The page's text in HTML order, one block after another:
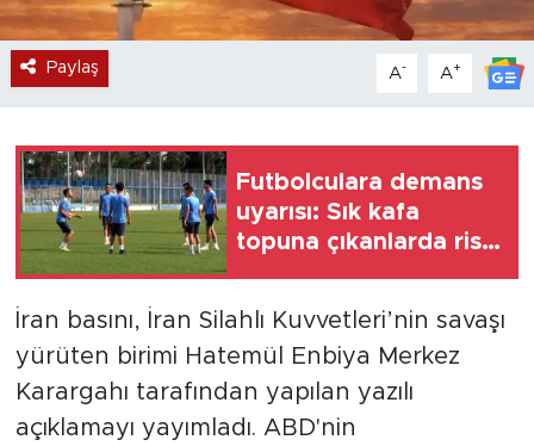
Paylaş A- A+
Futbolculara demans
uyarısı: Sık kafa
topuna çıkanlarda risk
İran basını, İran Silahlı Kuvvetleri’nin savaşı
yürüten birimi Hatemül Enbiya Merkez
Karargahı tarafından yapılan yazılı
açıklamayı yayımladı. ABD'nin